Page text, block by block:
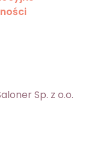
Sp. z o.o.